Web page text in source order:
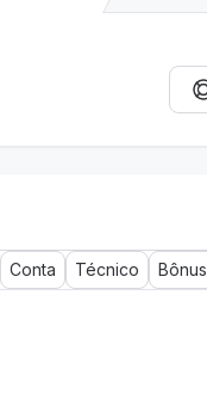
Conta Técnico Bônus